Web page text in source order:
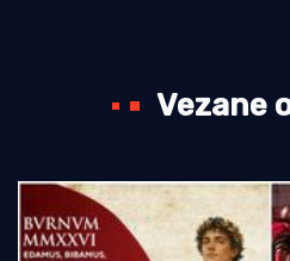
Vezane